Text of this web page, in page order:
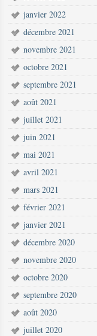
janvier 2022
décembre 2021
novembre 2021
octobre 2021
septembre 2021
août 2021
juillet 2021
juin 2021
mai 2021
avril 2021
mars 2021
février 2021
janvier 2021
décembre 2020
novembre 2020
octobre 2020
septembre 2020
août 2020
juillet 2020